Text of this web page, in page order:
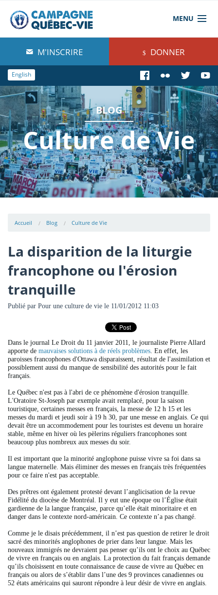
MENU
À propos de nous
Blog
Comprendre
Agir
Boutique
M'INSCRIRE DONNER
English
BLOG
Culture de Vie
Accueil Blog Culture de Vie
La disparition de la liturgie
francophone ou l'érosion
tranquille
Publié par Pour une culture de viele 11/01/2012 11:03
Dans le journal Le Droit du 11 janvier 2011, le journaliste Pierre Allard
apporte de mauvaises solutions à de réels problèmes. En effet, les
paroisses francophones d'Ottawa disparaissent, résultat de l'assimilation et
possiblement aussi du manque de sensibilité des autorités pour le fait
français.
Le Québec n'est pas à l'abri de ce phénomène d'érosion tranquille.
L'Oratoire St-Joseph par exemple avait remplacé, pour la saison
touristique, certaines messes en français, la messe de 12 h 15 et les
messes du mardi et jeudi soir à 19 h 30, par une messe en anglais. Ce qui
devait être un accommodement pour les touristes est devenu un horaire
stable, même en hiver où les pèlerins réguliers francophones sont
beaucoup plus nombreux aux messes du soir.
Il est important que la minorité anglophone puisse vivre sa foi dans sa
langue maternelle. Mais éliminer des messes en français très fréquentées
pour ce faire n'est pas acceptable.
Des prêtres ont également protesté devant l’anglicisation de la revue
Fidélité du diocèse de Montréal. Il y eut une époque ou l’Église était
gardienne de la langue française, parce qu’elle était minoritaire et en
danger dans le contexte nord-américain. Ce contexte n’a pas changé.
Comme je le disais précédemment, il n’est pas question de retirer le droit
sacré des minorités anglophones de prier dans leur langue. Mais les
nouveaux immigrés ne devraient pas penser qu’ils ont le choix au Québec
de vivre en français ou en anglais. La protection du fait français demande
qu’ils choisissent en toute connaissance de cause de vivre au Québec en
français ou alors de s’établir dans l’une des 9 provinces canadiennes ou
52 états américains qui sauront répondre à leur désir de vivre en anglais.